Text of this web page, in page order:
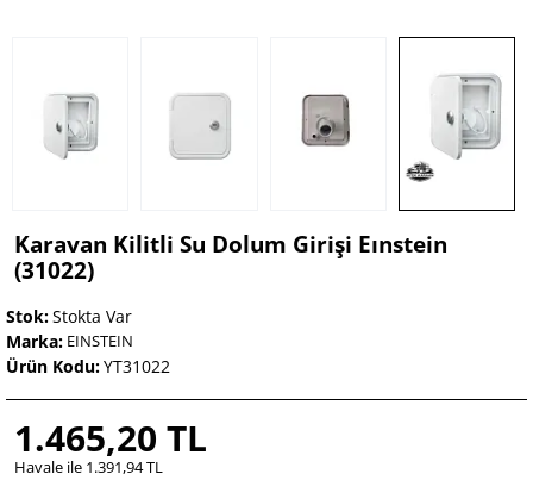
Karavan Kilitli Su Dolum Girişi Eınstein
(31022)
Stok:Stokta Var
Marka: EINSTEIN
Ürün Kodu:YT31022
1.465,20 TL
Havale ile 1.391,94 TL